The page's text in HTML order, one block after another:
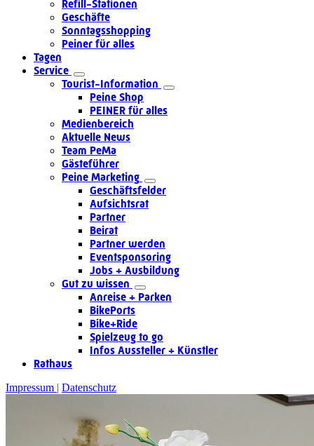
Refill-Stationen
Geschäfte
Sonntagsshopping
Peiner für alles
Tagen
Service
Tourist-Information
Peine Shop
PEINER für alles
Medienbereich
Aktuelle News
Team PeMa
Gästeführer
Peine Marketing
Geschäftsfelder
Aufsichtsrat
Partner
Beirat
Partner werden
Eventsponsoring
Jobs + Ausbildung
Gut zu wissen
Anreise + Parken
BikePorts
Bike+Ride
Spielzeug to go
Infos Aussteller + Künstler
Rathaus
Impressum Datenschutz